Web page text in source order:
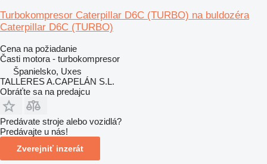
Turbokompresor Caterpillar D6C (TURBO) na buldozéra
Caterpillar D6C (TURBO)
Cena na požiadanie
Časti motora - turbokompresor
Španielsko, Uxes
TALLERES A.CAPELÁN S.L.
Obráťte sa na predajcu
Predávate stroje alebo vozidlá?
Predávajte u nás!
Zverejniť inzerát